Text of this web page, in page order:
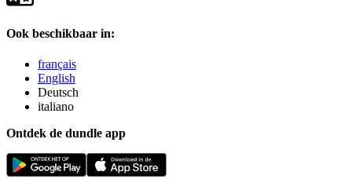
Ook beschikbaar in:
français
English
Deutsch
italiano
Ontdek de dundle app